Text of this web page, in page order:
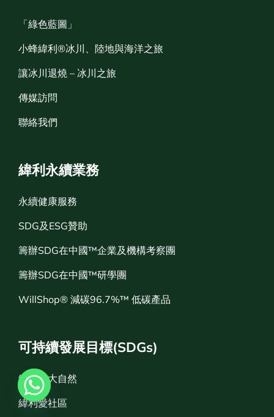
「綠色藍圖」
小蜂緯利®冰川、陸地與海洋之旅
讓冰川退燒 – 冰川之旅
傳媒訪問
聯絡我們
緯利永續業務
永續健康服務
SDG及ESG贊助
籌辦SDG在中國™企業及機構考察團
籌辦SDG在中國™研學團
WillShop® 減碳96.7%™ 低碳產品
可持續發展目標(SDGs)
緯利愛大自然
緯利愛社區